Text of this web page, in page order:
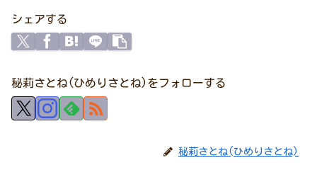
シェアする
秘莉さとね(ひめりさとね)をフォローする
秘莉さとね(ひめりさとね)